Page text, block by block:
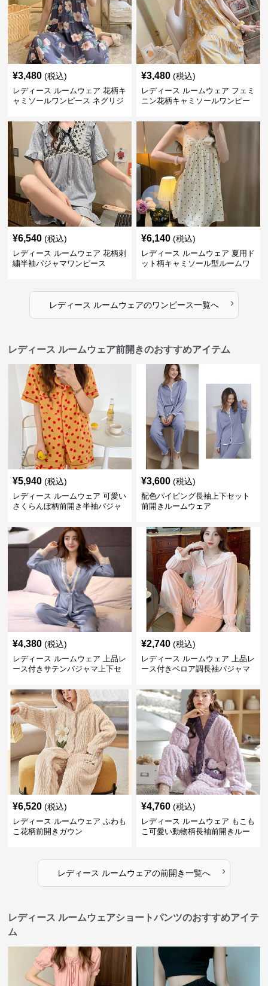
¥3,480 (税込)
レディース ルームウェア 花柄キ
ャミソールワンピース ネグリジ
¥3,480 (税込)
レディース ルームウェア フェミ
ニン花柄キャミソールワンピー
¥6,540 (税込)
レディース ルームウェア 花柄刺
繍半袖パジャマワンピース
¥6,140 (税込)
レディース ルームウェア 夏用ド
ット柄キャミソール型ルームワ
レディース ルームウェアのワンピース一覧へ ›
レディース ルームウェア前開きのおすすめアイテム
¥5,940 (税込)
レディース ルームウェア 可愛い
さくらんぼ柄前開き半袖パジャ
¥3,600 (税込)
配色パイピング長袖上下セット
前開きルームウェア
¥4,380 (税込)
レディース ルームウェア 上品レ
ース付きサテンパジャマ上下セ
¥2,740 (税込)
レディース ルームウェア 上品レ
ース付きベロア調長袖パジャマ
¥6,520 (税込)
レディース ルームウェア ふわも
こ花柄前開きガウン
¥4,760 (税込)
レディース ルームウェア もこも
こ可愛い動物柄長袖前開きルー
レディース ルームウェアの前開き一覧へ ›
レディース ルームウェアショートパンツのおすすめアイテ
ム